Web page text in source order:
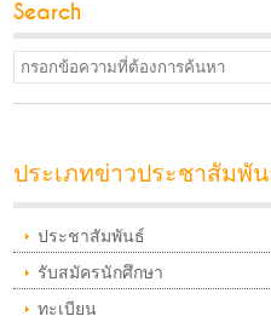
Search
ประเภทข่าวประชาสัมพั
ประชาสัมพันธ์
รับสมัครนักศึกษา
ทะเบียน